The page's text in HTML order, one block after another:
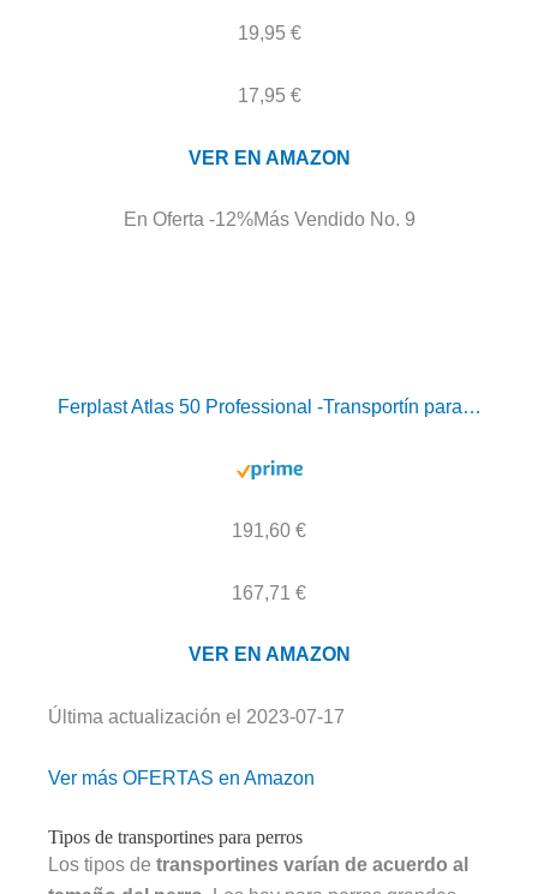
19,95 €
17,95 €
VER EN AMAZON
En Oferta -12%Más Vendido No. 9
Ferplast Atlas 50 Professional -Transportín para…
191,60 €
167,71 €
VER EN AMAZON
Última actualización el 2023-07-17
Ver más OFERTAS en Amazon
Tipos de transportines para perros
Los tipos de transportines varían de acuerdo al